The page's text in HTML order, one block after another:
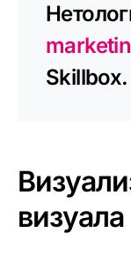
Skillbox.
визуала